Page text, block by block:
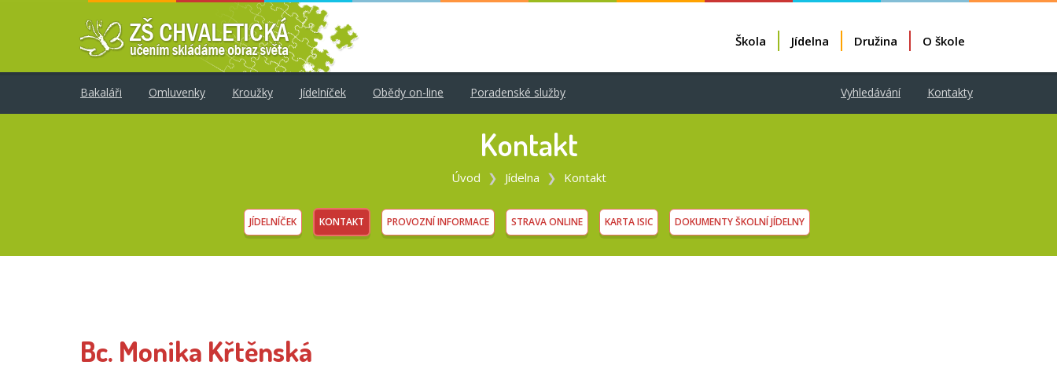
Škola Jídelna Družina O škole
Bakaláři Omluvenky Kroužky Jídelníček Obědy on-line Poradenské služby Vyhledávání Kontakty
Kontakt
Úvod Jídelna Kontakt
JÍDELNÍČEK KONTAKT PROVOZNÍ INFORMACE STRAVA ONLINE KARTA ISIC DOKUMENTY ŠKOLNÍ JÍDELNY
Bc. Monika Křtěnská